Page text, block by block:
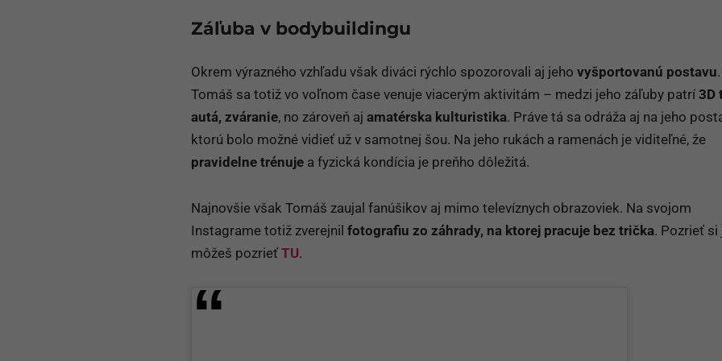
Záľuba v bodybuildingu
Okrem výrazného vzhľadu však diváci rýchlo spozorovali aj jeho vyšportovanú postavu.
Tomáš sa totiž vo voľnom čase venuje viacerým aktivitám – medzi jeho záľuby patrí 3D
autá, zváranie, no zároveň aj amatérska kulturistika. Práve tá sa odráža aj na jeho
ktorú bolo možné vidieť už v samotnej šou. Na jeho rukách a ramenách je viditeľné, že
pravidelne trénuje a fyzická kondícia je preňho dôležitá.
Najnovšie však Tomáš zaujal fanúšikov aj mimo televíznych obrazoviek. Na svojom
Instagrame totiž zverejnil fotografiu zo záhrady, na ktorej pracuje bez trička. Pozrieť si
môžeš pozrieť TU.